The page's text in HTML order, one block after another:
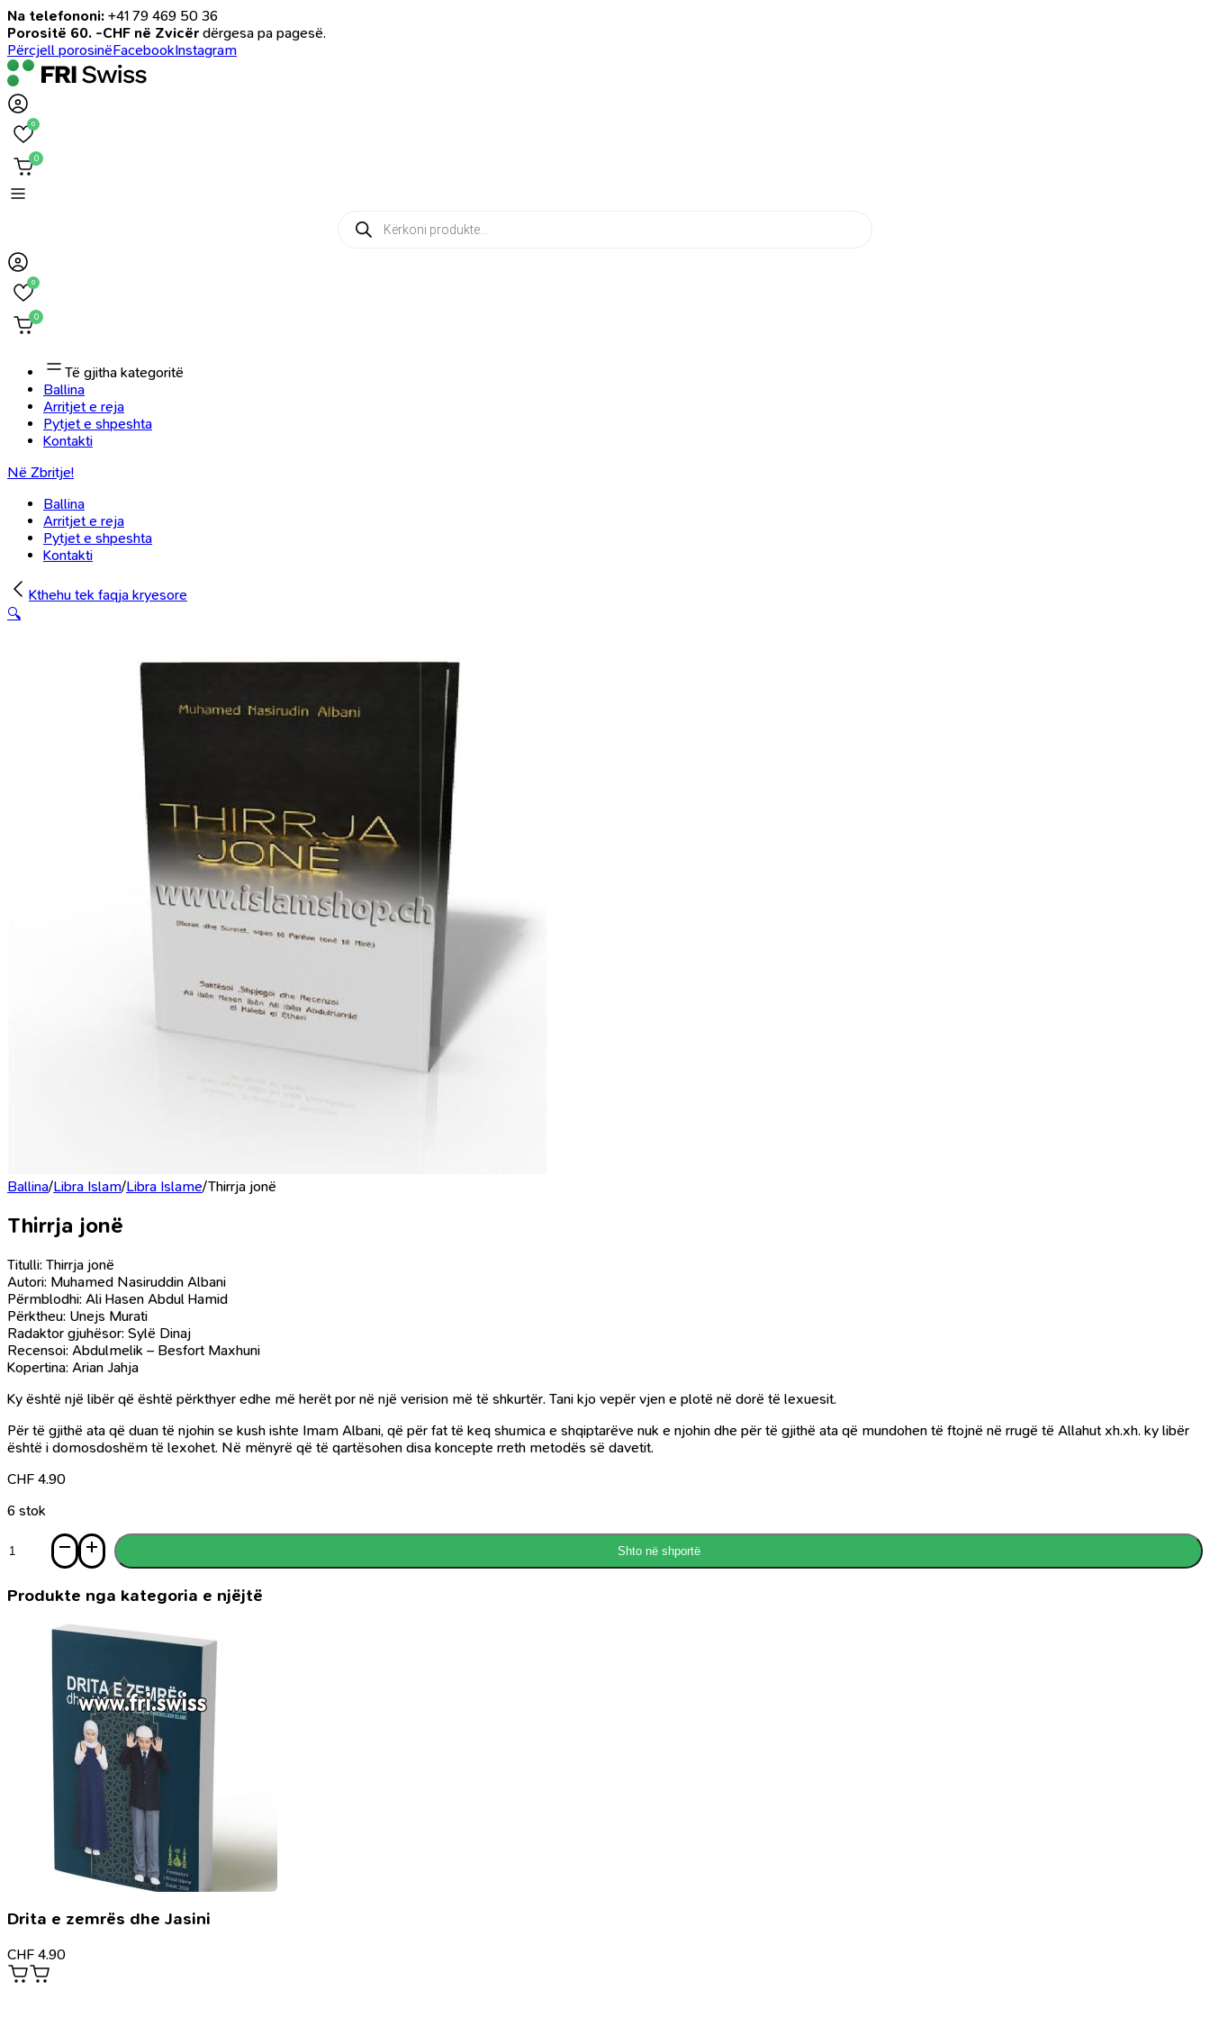
Na telefononi: +41 79 469 50 36
Porositë 60. -CHF në Zvicër dërgesa pa pagesë.
Përcjell porosinëFacebookInstagram
0
0
Products
search
0
0
Të gjitha kategoritë
Ballina
Arritjet e reja
Pytjet e shpeshta
Kontakti
Në Zbritje!
Ballina
Arritjet e reja
Pytjet e shpeshta
Kontakti
Kthehu tek faqja kryesore
🔍
Ballina/Libra Islam/Libra Islame/Thirrja jonë
Thirrja jonë
Titulli: Thirrja jonë
Autori: Muhamed Nasiruddin Albani
Përmblodhi: Ali Hasen Abdul Hamid
Përktheu: Unejs Murati
Radaktor gjuhësor: Sylë Dinaj
Recensoi: Abdulmelik – Besfort Maxhuni
Kopertina: Arian Jahja
Ky është një libër që është përkthyer edhe më herët por në një verision më të shkurtër. Tani kjo vepër vjen e plotë në dorë të lexuesit.
Për të gjithë ata që duan të njohin se kush ishte Imam Albani, që për fat të keq shumica e shqiptarëve nuk e njohin dhe për të gjithë ata që mundohen të ftojnë në rrugë të Allahut xh.xh. ky libër
është i domosdoshëm të lexohet. Në mënyrë që të qartësohen disa koncepte rreth metodës së davetit.
CHF 4.90
6 stok
Thirrja
Shto në shportë
Produkte nga kategoria e njëjtë
Drita e zemrës dhe Jasini
CHF 4.90